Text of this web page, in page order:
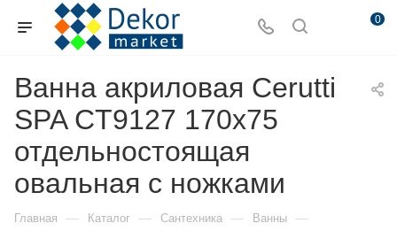
0
Ванна акриловая Cerutti
SPA CT9127 170х75
отдельностоящая
овальная с ножками
Главная — Каталог — Сантехника — Ванны —